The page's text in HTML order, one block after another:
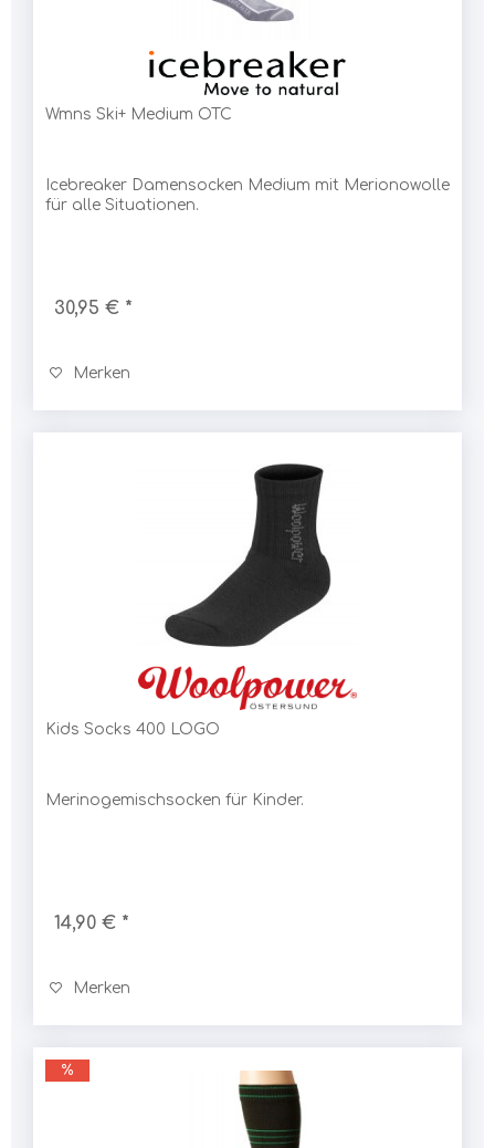
Wmns Ski+ Medium OTC
Icebreaker Damensocken Medium mit Merionowolle
für alle Situationen.
30,95 € *
Merken
Kids Socks 400 LOGO
Merinogemischsocken für Kinder.
14,90 € *
Merken